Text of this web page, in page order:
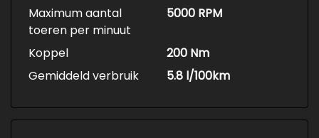
Maximum aantal
toeren per minuut
5000 RPM
Koppel
200 Nm
Gemiddeld verbruik
5.8 l/100km